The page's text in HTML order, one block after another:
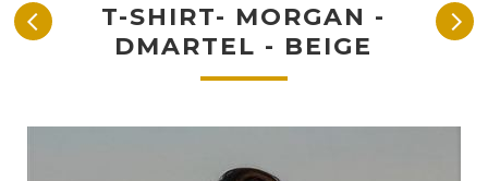
T-SHIRT- MORGAN -
DMARTEL - BEIGE